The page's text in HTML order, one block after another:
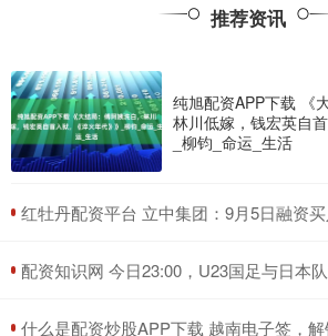
推荐资讯
纯旭配资APP下载 《
林川低嫁，钱宏英自
_柳钧_命运_生活
红牡丹配资平台 立中集团：9月5日融资买入4349.52万
配资知识网 今日23:00，U23国足与日本
什么是配资炒股APP下载 越南电子签，解锁东南亚旅行